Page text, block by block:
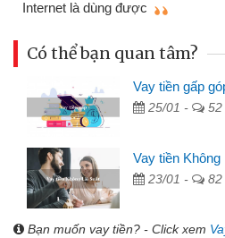
Có thể bạn quan tâm?
Vay tiền gấp
25/01 - 52
Vay tiền
23/01 - 82
Bạn muốn vay tiền? - Click xem